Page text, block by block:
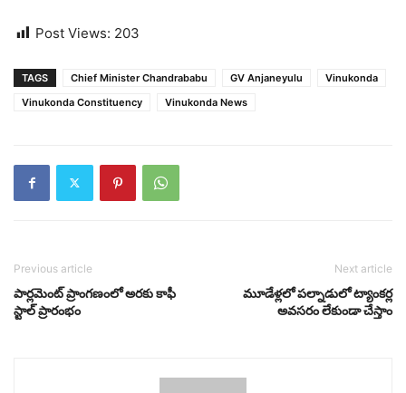
Post Views: 203
TAGS Chief Minister Chandrababu GV Anjaneyulu
Vinukonda
Vinukonda Constituency
Vinukonda News
Previous article
పార్లమెంట్ ప్రాంగణంలో అరకు కాఫీ
స్టాల్ ప్రారంభం
Next article
మూడేళ్లలో పల్నాడులో ట్యాంకర్ల
అవసరం లేకుండా చేస్తాం